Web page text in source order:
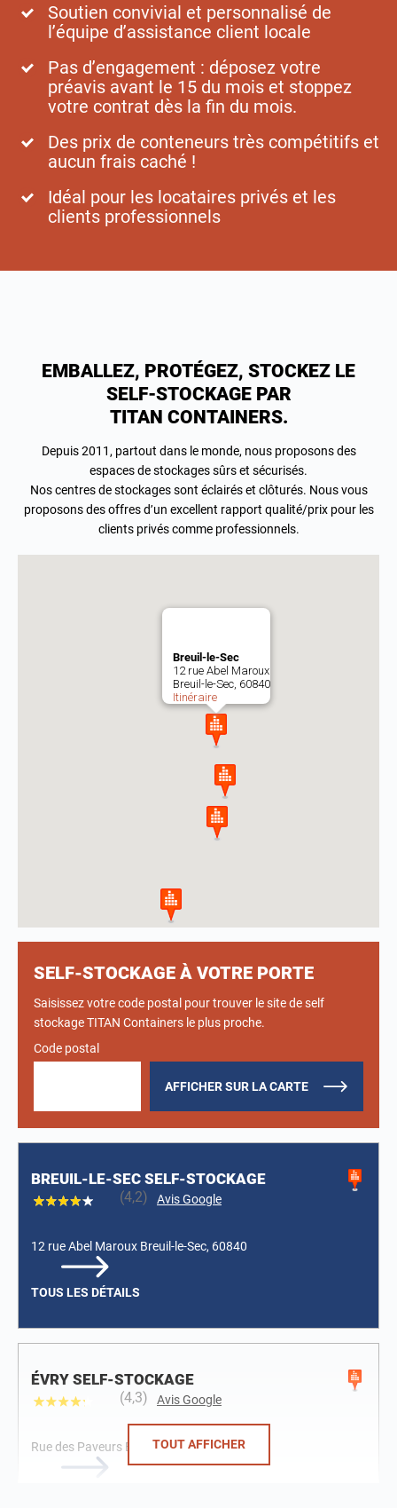
Soutien convivial et personnalisé de
l’équipe d’assistance client locale
Pas d’engagement : déposez votre
préavis avant le 15 du mois et stoppez
votre contrat dès la fin du mois.
Des prix de conteneurs très compétitifs et
aucun frais caché !
Idéal pour les locataires privés et les
clients professionnels
EMBALLEZ, PROTÉGEZ, STOCKEZ LE
SELF-STOCKAGE PAR
TITAN CONTAINERS.
Depuis 2011, partout dans le monde, nous proposons des
espaces de stockages sûrs et sécurisés.
Nos centres de stockages sont éclairés et clôturés. Nous vous
proposons des offres d’un excellent rapport qualité/prix pour les
clients privés comme professionnels.
SELF-STOCKAGE À VOTRE PORTE
Saisissez votre code postal pour trouver le site de self
stockage TITAN Containers le plus proche.
Code postal
AFFICHER SUR LA CARTE
TOUT AFFICHER
BREUIL-LE-SEC SELF-STOCKAGE
(4,2) Avis Google
12 rue Abel Maroux Breuil-le-Sec, 60840
TOUS LES DÉTAILS
ÉVRY SELF-STOCKAGE
(4,3) Avis Google
Rue des Paveurs Évry, 91000
Breuil-le-Sec
12 rue Abel Maroux
Breuil-le-Sec, 60840
Itinéraire